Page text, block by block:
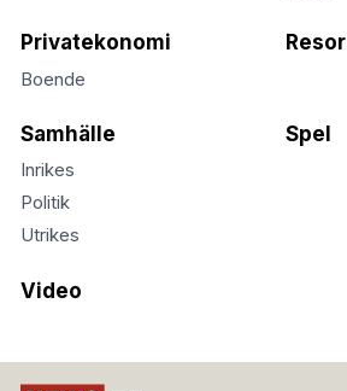
Privatekonomi
Boende
Resor
Samhälle
Inrikes
Politik
Utrikes
Spel
Video